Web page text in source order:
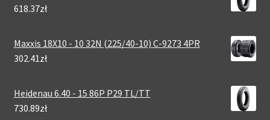
618.37zł
Maxxis 18X10 - 10 32N (225/40-10) C-9273 4PR
302.41zł
Heidenau 6.40 - 15 86P P29 TL/TT
730.89zł